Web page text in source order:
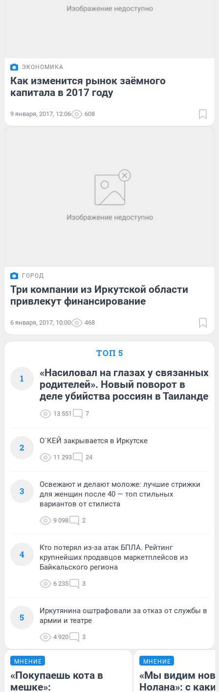
ЭКОНОМИКА
Как изменится рынок заёмного
капитала в 2017 году
9 января, 2017, 12:06 608
ГОРОД
Три компании из Иркутской области
привлекут финансирование
6 января, 2017, 10:00 468
ТОП 5
1
«Насиловал на глазах у связанных
родителей». Новый поворот в
деле убийства россиян в Таиланде
13 551 7
2
О`КЕЙ закрывается в Иркутске
11 293 24
3
Освежают и делают моложе: лучшие стрижки
для женщин после 40 — топ стильных
вариантов от стилиста
9 098 2
4
Кто потерял из-за атак БПЛА. Рейтинг
крупнейших продавцов маркетплейсов из
Байкальского региона
6 235 3
5
Иркутянина оштрафовали за отказ от службы в
армии и театре
4 920 3
МНЕНИЕ
«Покупаешь кота в
мешке»:
МНЕНИЕ
«Мы видим
Нолана»: с